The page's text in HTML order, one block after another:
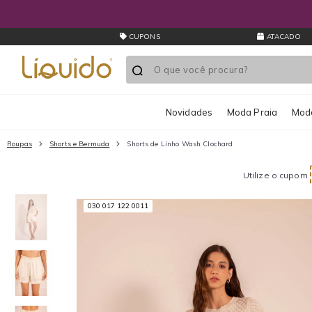
CUPONS ATACADO
Novidades Moda Praia
Roupas Shorts e Bermuda Shorts de Linho Wash Clochard
Utilize o cupom
030 017 122 0011